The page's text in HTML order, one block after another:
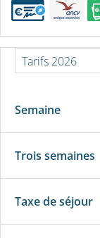
Semaine
Trois semaines
Taxe de séjour